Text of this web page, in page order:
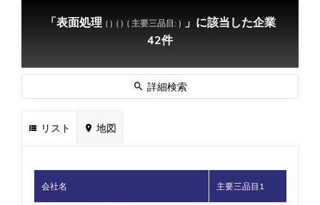
「表面処理 ( ) ( ) ( 主要三品目: ) 」に該当した企業
42件
詳細検索
リスト 地図
会社名 主要三品目1